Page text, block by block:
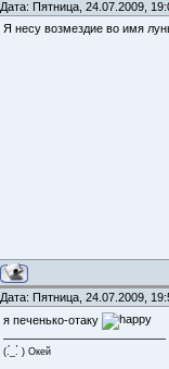
Дата: Пятница, 24.07.2009,
Я несу возмездие во имя
Дата: Пятница, 24.07.2009,
я печенько-отаку
(.́_.̀ ) Окей